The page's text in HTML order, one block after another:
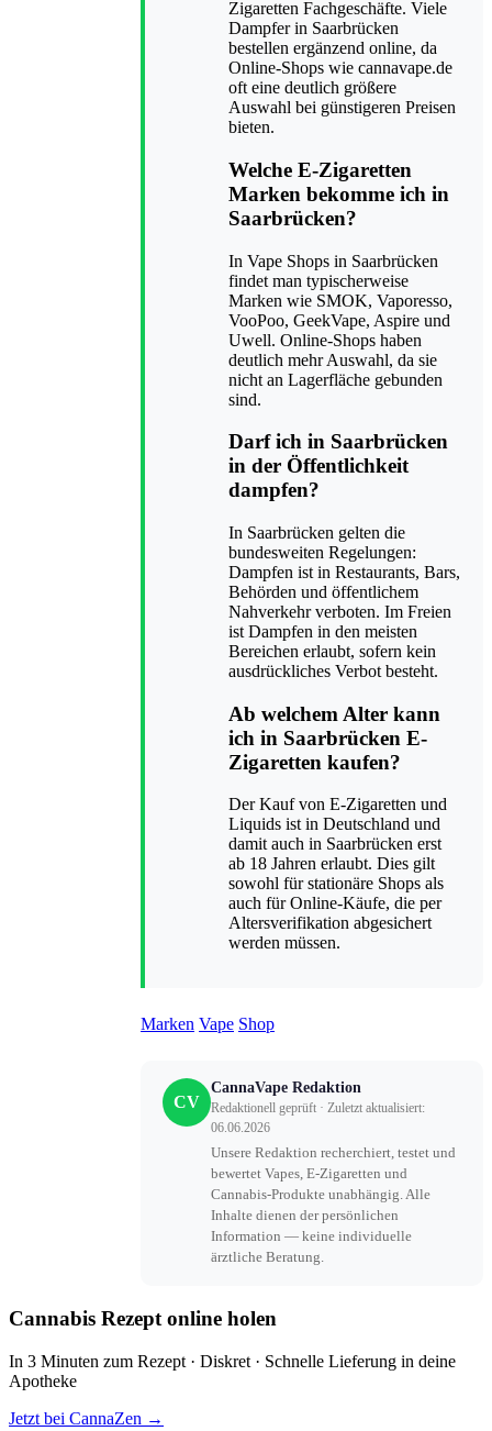
Zigaretten Fachgeschäfte. Viele
Dampfer in Saarbrücken
bestellen ergänzend online, da
Online-Shops wie cannavape.de
oft eine deutlich größere
Auswahl bei günstigeren Preisen
bieten.
Welche E-Zigaretten
Marken bekomme ich in
Saarbrücken?
In Vape Shops in Saarbrücken
findet man typischerweise
Marken wie SMOK, Vaporesso,
VooPoo, GeekVape, Aspire und
Uwell. Online-Shops haben
deutlich mehr Auswahl, da sie
nicht an Lagerfläche gebunden
sind.
Darf ich in Saarbrücken
in der Öffentlichkeit
dampfen?
In Saarbrücken gelten die
bundesweiten Regelungen:
Dampfen ist in Restaurants, Bars,
Behörden und öffentlichem
Nahverkehr verboten. Im Freien
ist Dampfen in den meisten
Bereichen erlaubt, sofern kein
ausdrückliches Verbot besteht.
Ab welchem Alter kann
ich in Saarbrücken E-
Zigaretten kaufen?
Der Kauf von E-Zigaretten und
Liquids ist in Deutschland und
damit auch in Saarbrücken erst
ab 18 Jahren erlaubt. Dies gilt
sowohl für stationäre Shops als
auch für Online-Käufe, die per
Altersverifikation abgesichert
werden müssen.
Marken Vape Shop
CV
CannaVape Redaktion
Redaktionell geprüft · Zuletzt aktualisiert:
06.06.2026
Unsere Redaktion recherchiert, testet und
bewertet Vapes, E-Zigaretten und
Cannabis-Produkte unabhängig. Alle
Inhalte dienen der persönlichen
Information — keine individuelle
ärztliche Beratung.
Cannabis Rezept online holen
In 3 Minuten zum Rezept · Diskret · Schnelle Lieferung in deine
Apotheke
Jetzt bei CannaZen →